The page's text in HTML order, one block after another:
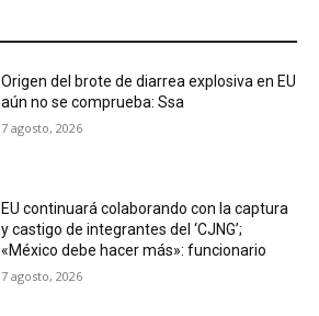
Origen del brote de diarrea explosiva en EU
aún no se comprueba: Ssa
7 agosto, 2026
EU continuará colaborando con la captura
y castigo de integrantes del ‘CJNG’;
«México debe hacer más»: funcionario
7 agosto, 2026